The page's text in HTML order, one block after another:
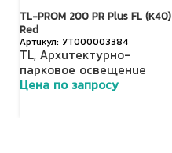
TL-PROM 200 PR Plus FL (К40)
Red
УТ000003384
TL, Архитектурно-
парковое освещение
Цена по запросу